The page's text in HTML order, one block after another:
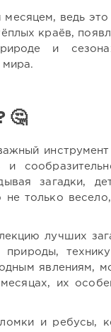
ведь
краёв,
и
мира.
🤔
загадки,
только
лучших
природы,
явлениям,
их
и ребусы,